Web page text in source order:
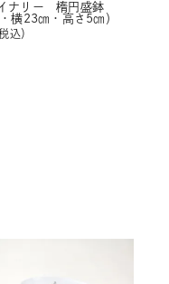
ナリー 楕円盛鉢
横23㎝・高さ5㎝）
込）